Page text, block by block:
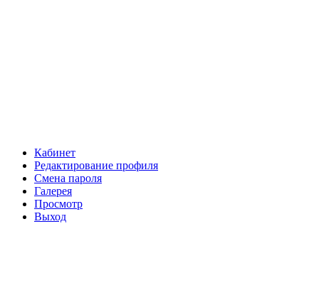
Кабинет
Редактирование профиля
Смена пароля
Галерея
Просмотр
Выход